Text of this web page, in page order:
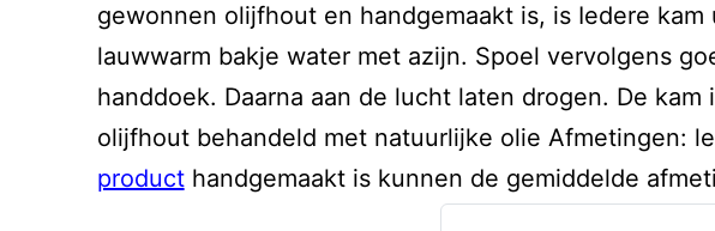
gewonnen olijfhout en handgemaakt is, is Iedere
lauwwarm bakje water met azijn. Spoel vervolgens
handdoek. Daarna aan de lucht laten drogen. De
olijfhout behandeld met natuurlijke olie Afmetingen:
producthandgemaakt is kunnen de gemiddelde